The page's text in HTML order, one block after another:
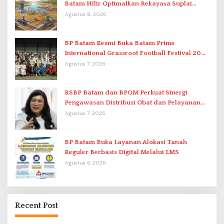
Batam Hilir Optimalkan Rekayasa Suplai
Antar-IPAM
Agustus 8, 2026
BP Batam Resmi Buka Batam Prime
International Grassroot Football Festival 2026
di Stadion Temenggung Abdul Jamal
Agustus 7, 2026
RSBP Batam dan BPOM Perkuat Sinergi
Pengawasan Distribusi Obat dan Pelayanan
Kefarmasian
Agustus 7, 2026
BP Batam Buka Layanan Alokasi Tanah
Reguler Berbasis Digital Melalui LMS
Agustus 6, 2026
Recent Post